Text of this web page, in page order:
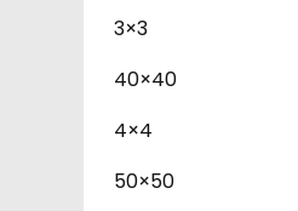
3×3
40×40
4×4
50×50